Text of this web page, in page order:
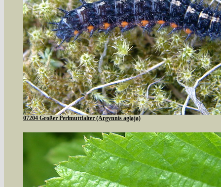
07204 Großer Perlmuttfalter (Argynnis aglaja)